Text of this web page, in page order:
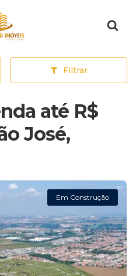
inicial
Filtrar
até R$
José,
Em Construção